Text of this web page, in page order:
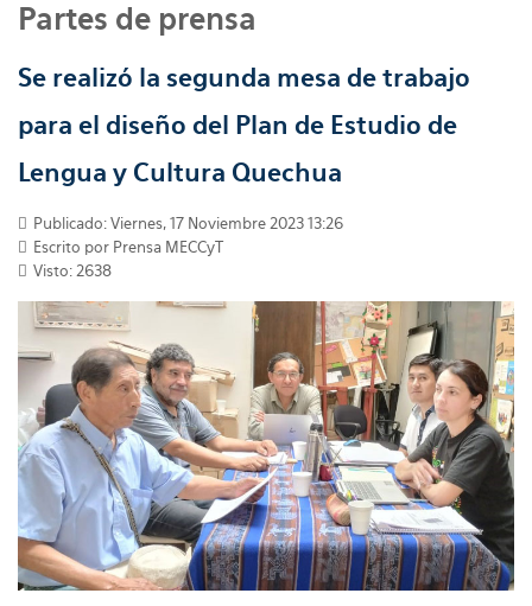
Partes de prensa
Se realizó la segunda mesa de trabajo
para el diseño del Plan de Estudio de
Lengua y Cultura Quechua
Publicado: Viernes, 17 Noviembre 2023 13:26
Escrito por Prensa MECCyT
Visto: 2638